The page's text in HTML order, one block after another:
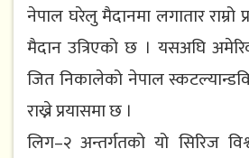
नेपाल घरेलु मैदानमा लगातार राम्रो
मैदान उत्रिएको छ । यसअघि
जित निकालेको नेपाल
राख्ने प्रयासमा छ ।
लिग–२ अन्तर्गतको यो सिरिज